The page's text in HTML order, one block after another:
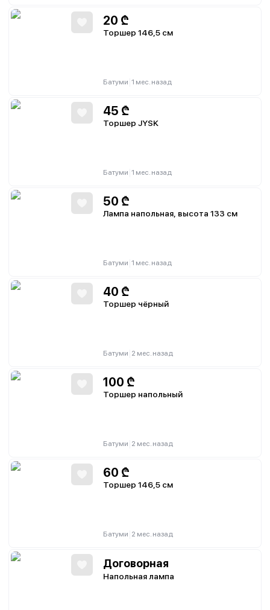
20 ₾
Торшер 146,5 см
Батуми 1 мес. назад
45 ₾
Торшер JYSK
Батуми 1 мес. назад
50 ₾
Лампа напольная, высота 133 см
Батуми 1 мес. назад
40 ₾
Торшер чёрный
Батуми 2 мес. назад
100 ₾
Торшер напольный
Батуми 2 мес. назад
60 ₾
Торшер 146,5 см
Батуми 2 мес. назад
Договорная
Напольная лампа